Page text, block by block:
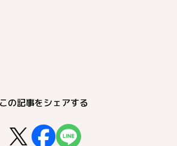
この記事をシェアする